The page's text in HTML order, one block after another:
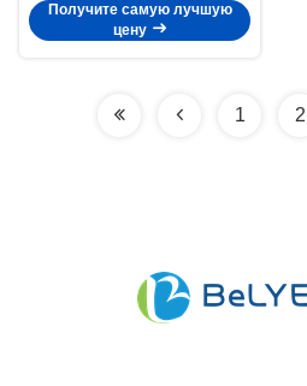
Charge Current and 0-60C
Charge Temperature
Получите самую лучшую
цену
1 2